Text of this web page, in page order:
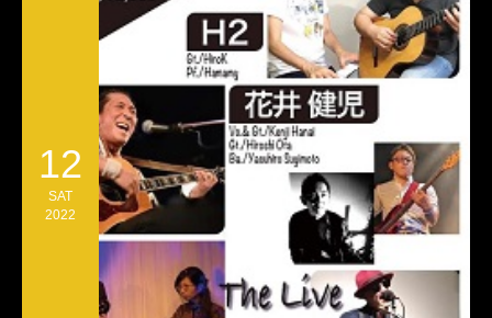
12
SAT
2022